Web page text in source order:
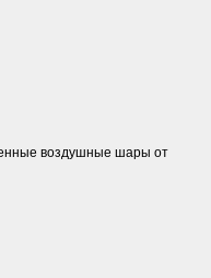
воздушные шары от